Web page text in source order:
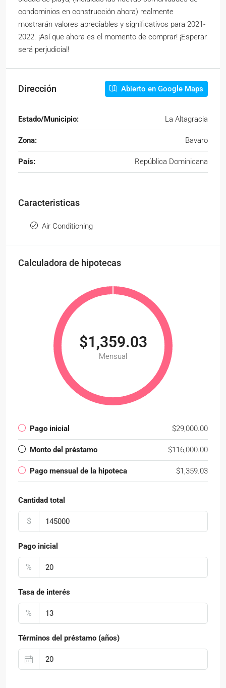
condominios en construcción ahora) realmente
mostrarán valores apreciables y significativos para 2021-
2022. ¡Así que ahora es el momento de comprar! ¡Esperar
será perjudicial!
Dirección Abierto en Google Maps
Estado/Municipio: La Altagracia
Zona: Bavaro
País: República Dominicana
Caracteristicas
Air Conditioning
Calculadora de hipotecas
$1,359.03
Mensual
Pago inicial $29,000.00
Monto del préstamo $116,000.00
Pago mensual de la hipoteca $1,359.03
Cantidad total
$
Pago inicial
%
Tasa de interés
%
Términos del préstamo (años)